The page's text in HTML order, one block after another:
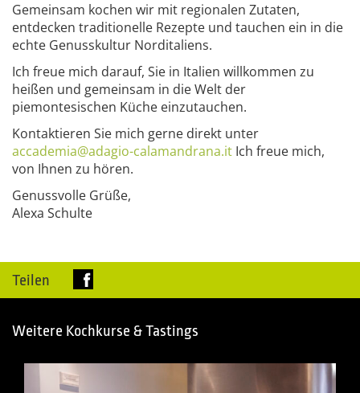
Gemeinsam kochen wir mit regionalen Zutaten,
entdecken traditionelle Rezepte und tauchen ein in die
echte Genusskultur Norditaliens.
Ich freue mich darauf, Sie in Italien willkommen zu
heißen und gemeinsam in die Welt der
piemontesischen Küche einzutauchen.
Kontaktieren Sie mich gerne direkt unter
accademia@adagio-calamandrana.it Ich freue mich,
von Ihnen zu hören.
Genussvolle Grüße,
Alexa Schulte
Teilen
Weitere Kochkurse & Tastings